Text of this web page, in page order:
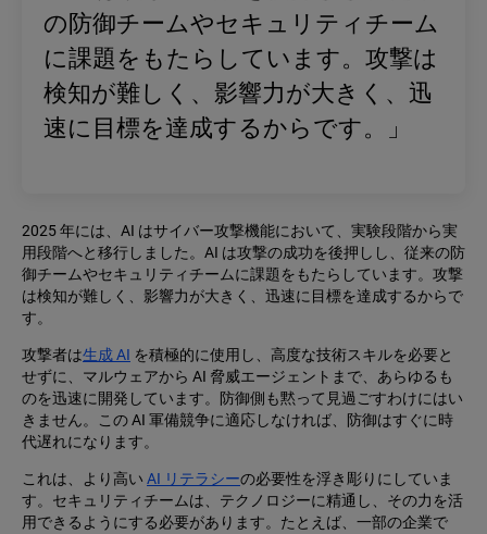
の防御チームやセキュリティチーム
に課題をもたらしています。攻撃は
検知が難しく、影響力が大きく、迅
速に目標を達成するからです。」
2025 年には、AI はサイバー攻撃機能において、実験段階から実
用段階へと移行しました。AI は攻撃の成功を後押しし、従来の防
御チームやセキュリティチームに課題をもたらしています。攻撃
は検知が難しく、影響力が大きく、迅速に目標を達成するからで
す。
攻撃者は生成 AI を積極的に使用し、高度な技術スキルを必要と
せずに、マルウェアから AI 脅威エージェントまで、あらゆるも
のを迅速に開発しています。防御側も黙って見過ごすわけにはい
きません。この AI 軍備競争に適応しなければ、防御はすぐに時
代遅れになります。
これは、より高い AI リテラシーの必要性を浮き彫りにしていま
す。セキュリティチームは、テクノロジーに精通し、その力を活
用できるようにする必要があります。たとえば、一部の企業で